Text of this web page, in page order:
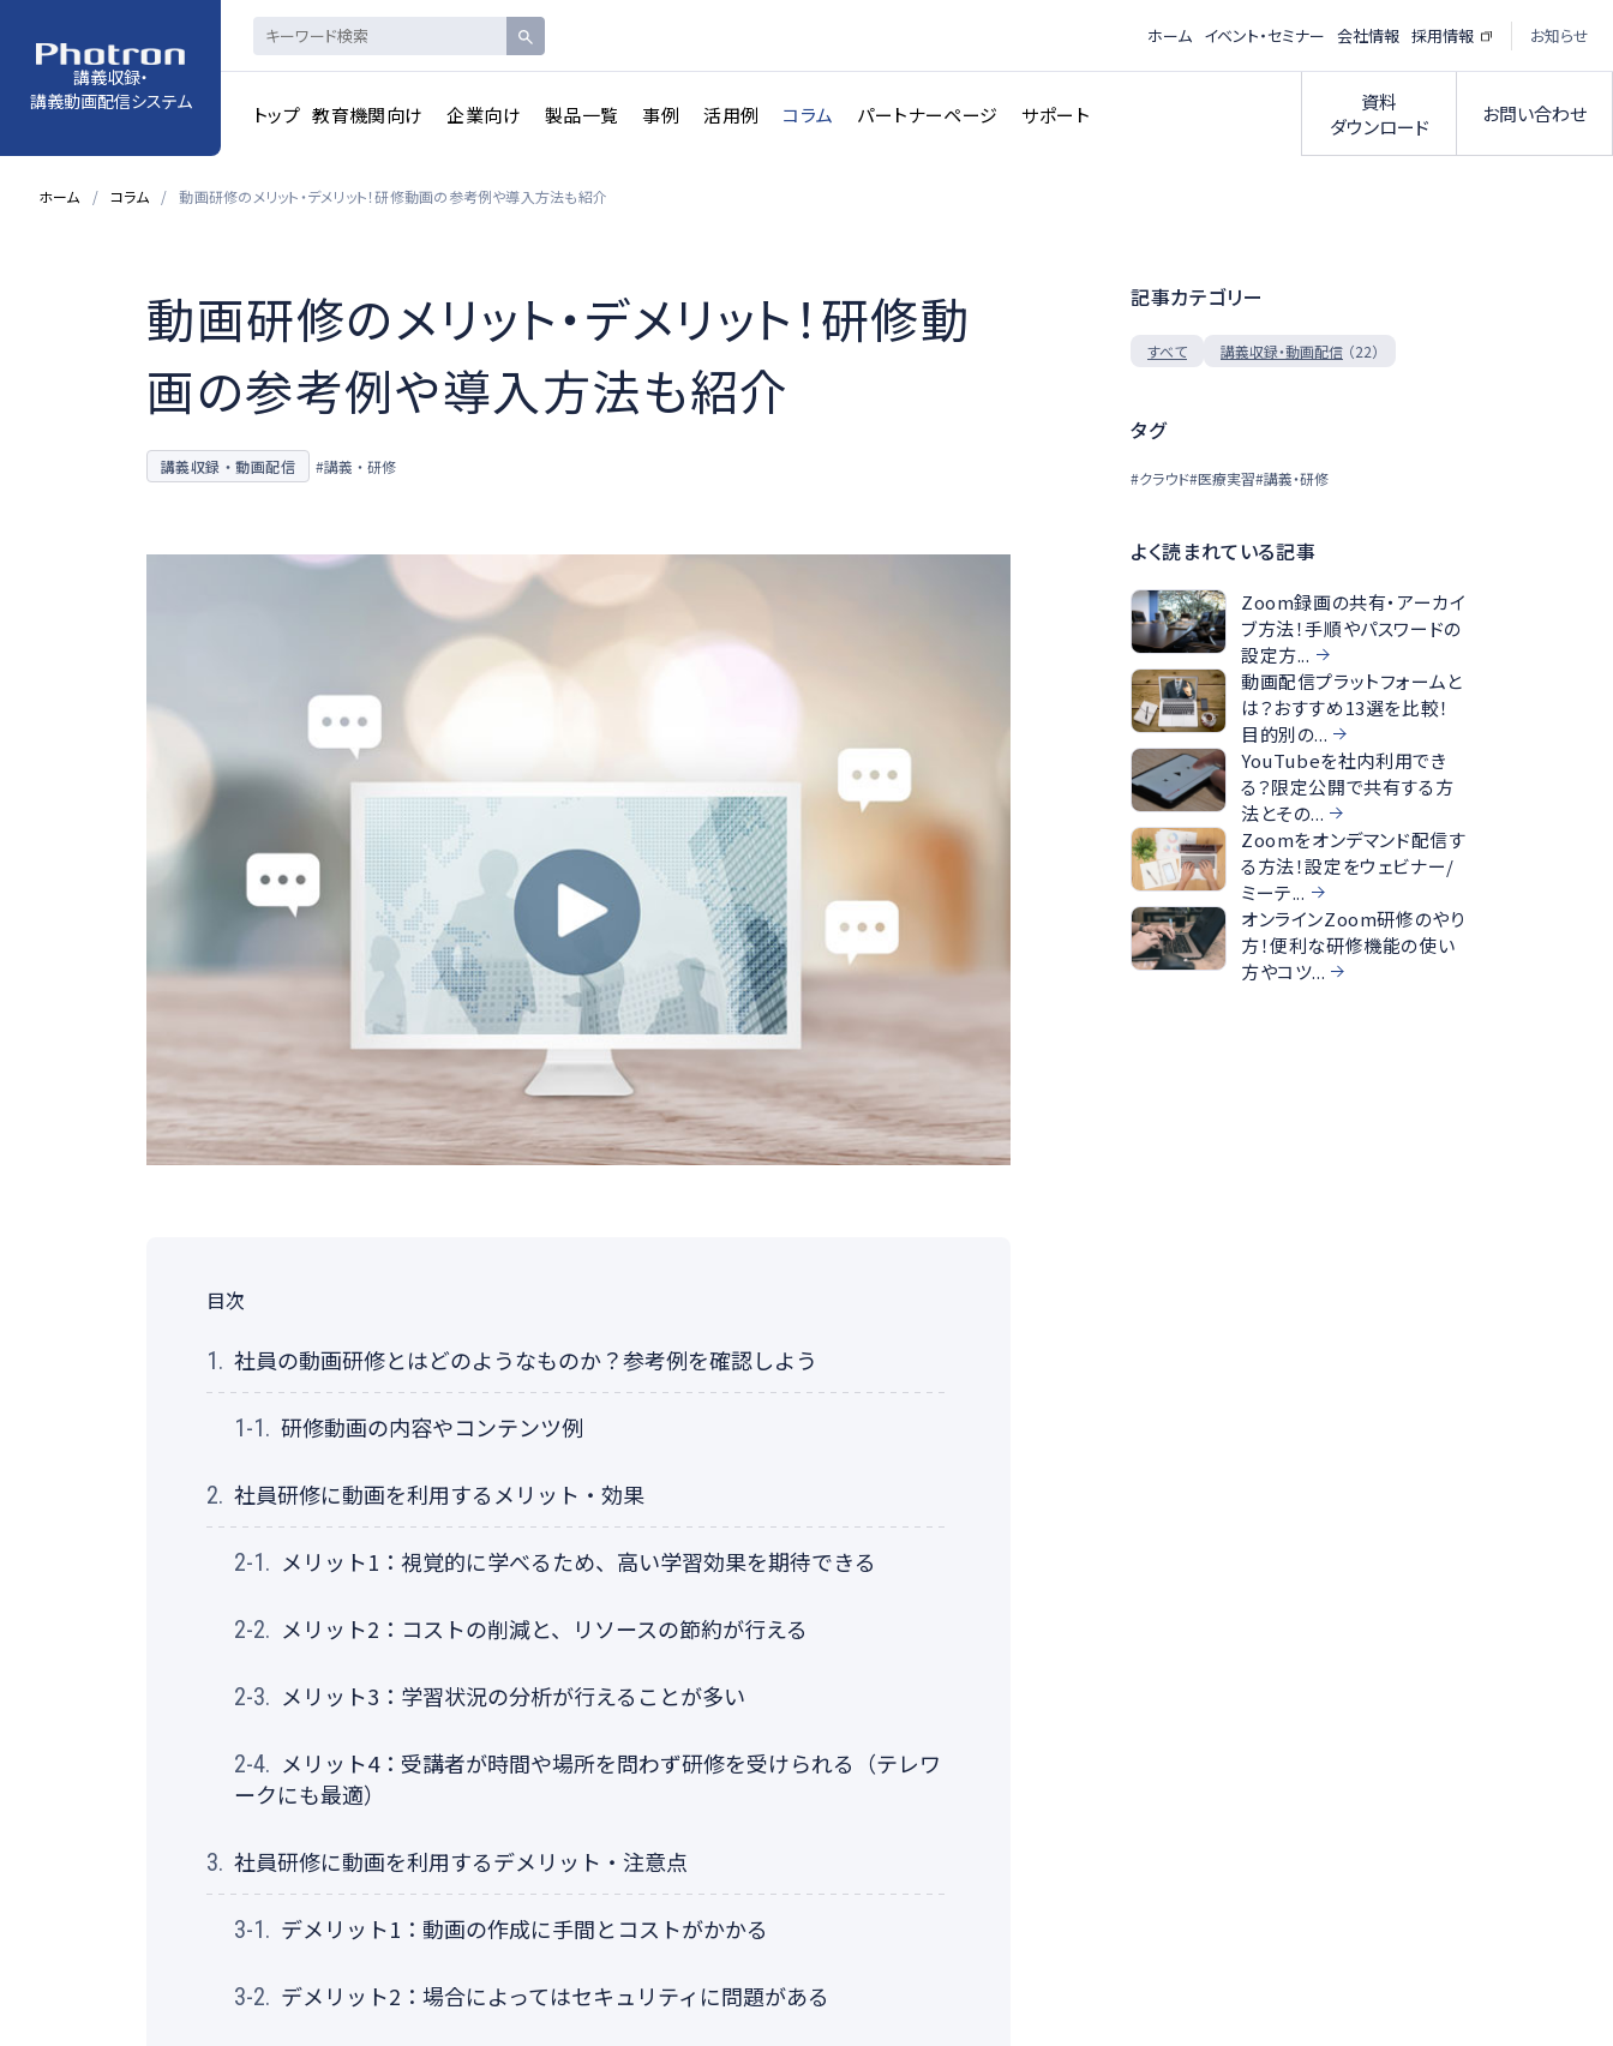
講義収録・
講義動画配信システム
トップ 教育機関向け 企業向け 製品一覧 事例 活用例 コラム パートナーページ サポート
資料
ダウンロード
お問い合わせ
ホーム イベント・セミナー 会社情報 採用情報 お知らせ
ホーム コラム 動画研修のメリット・デメリット！研修動画の参考例や導入方法も紹介
動画研修のメリット・デメリット！研修動
画の参考例や導入方法も紹介
講義収録・動画配信 #講義・研修
目次
1. 社員の動画研修とはどのようなものか？参考例を確認しよう
1-1. 研修動画の内容やコンテンツ例
2. 社員研修に動画を利用するメリット・効果
2-1. メリット1：視覚的に学べるため、高い学習効果を期待できる
2-2. メリット2：コストの削減と、リソースの節約が行える
2-3. メリット3：学習状況の分析が行えることが多い
2-4. メリット4：受講者が時間や場所を問わず研修を受けられる（テレワ
ークにも最適）
3. 社員研修に動画を利用するデメリット・注意点
3-1. デメリット1：動画の作成に手間とコストがかかる
3-2. デメリット2：場合によってはセキュリティに問題がある
記事カテゴリー
すべて 講義収録・動画配信 （22）
タグ
#クラウド#医療実習#講義・研修
よく読まれている記事
Zoom録画の共有・アーカイ
ブ方法！手順やパスワードの
設定方...
動画配信プラットフォームと
は？おすすめ13選を比較！
目的別の...
YouTubeを社内利用でき
る？限定公開で共有する方
法とその...
Zoomをオンデマンド配信す
る方法！設定をウェビナー/
ミーテ...
オンラインZoom研修のやり
方！便利な研修機能の使い
方やコツ...